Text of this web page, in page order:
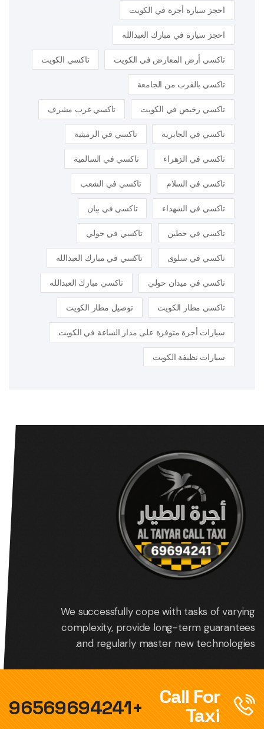
احجز سيارة أجرة في الكويت
احجز سيارة في مبارك العبدالله
تاكسي أرض المعارض في الكويت تاكسي الكويت
تاكسي بالقرب من الجامعة
تاكسي رخيص في الكويت تاكسي غرب مشرف
تاكسي في الجابرية تاكسي في الرميثية
تاكسي في الزهراء تاكسي في السالمية
تاكسي في السلام تاكسي في الشعب
تاكسي في الشهداء تاكسي في بيان
تاكسي في حطين تاكسي في حولي
تاكسي في سلوى تاكسي في مبارك العبدالله
تاكسي في ميدان حولي تاكسي مبارك العبدالله
تاكسي مطار الكويت توصيل مطار الكويت
سيارات أجرة متوفرة على مدار الساعة في الكويت
سيارات نظيفة الكويت
We successfully cope with tasks of varying
complexity, provide long-term guarantees
and regularly master new technologies.
Call For
Taxi
+96569694241